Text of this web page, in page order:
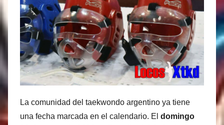
n
e
z
La comunidad del taekwondo argentino ya tiene
una fecha marcada en el calendario. El domingo